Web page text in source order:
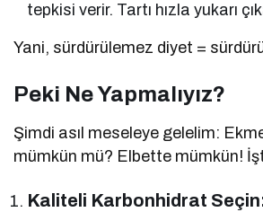
tepkisi verir. Tartı hızla yukarı
Yani, sürdürülemez diyet =
Peki Ne Yapmalıyız?
Şimdi asıl meseleye gelelim:
mümkün mü? Elbette mümkün!
Kaliteli Karbonhidrat